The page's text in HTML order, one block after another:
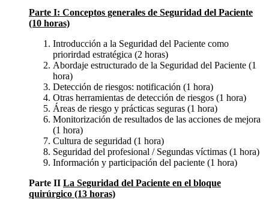
Parte I: Conceptos generales de Seguridad del Paciente
(10 horas)
Introducción a la Seguridad del Paciente como
priorirdad estratégica (2 horas)
Abordaje estructurado de la Seguridad del Paciente (1
hora)
Detección de riesgos: notificación (1 hora)
Otras herramientas de detección de riesgos (1 hora)
Áreas de riesgo y prácticas seguras (1 hora)
Monitorización de resultados de las acciones de mejora
(1 hora)
Cultura de seguridad (1 hora)
Seguridad del profesional / Segundas víctimas (1 hora)
Información y participación del paciente (1 hora)
Parte II La Seguridad del Paciente en el bloque
quirúrgico (13 horas)